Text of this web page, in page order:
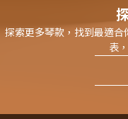
探索更多琴款，找到最適合
表